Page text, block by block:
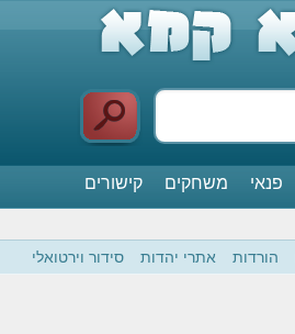
פנאי משחקים
קישורים
הורדות אתרי יהדות סידור וירטואלי